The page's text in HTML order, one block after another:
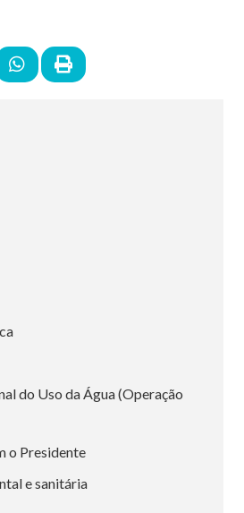
do Uso da Água (Operação
o Presidente
e sanitária